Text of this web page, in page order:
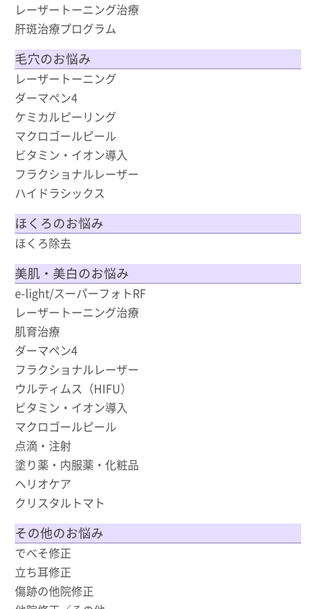
レーザートーニング治療
肝斑治療プログラム
毛穴のお悩み
レーザートーニング
ダーマペン4
ケミカルピーリング
マクロゴールピール
ビタミン・イオン導入
フラクショナルレーザー
ハイドラシックス
ほくろのお悩み
ほくろ除去
美肌・美白のお悩み
e-light/スーパーフォトRF
レーザートーニング治療
肌育治療
ダーマペン4
フラクショナルレーザー
ウルティムス（HIFU）
ビタミン・イオン導入
マクロゴールピール
点滴・注射
塗り薬・内服薬・化粧品
ヘリオケア
クリスタルトマト
その他のお悩み
でべそ修正
立ち耳修正
傷跡の他院修正